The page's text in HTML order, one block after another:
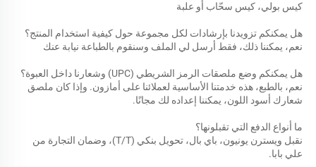
كيس بولي، كيس سحّاب أو علبة
هل يمكنكم تزويدنا بإرشادات لكل مجموعة حول كيفية استخدام المنتج؟
نعم، يمكننا ذلك، فقط أرسل لي الملف وسنقوم بالطباعة نيابة عنك
هل يمكنكم وضع ملصقات الرمز الشريطي (UPC) وشعارنا داخل العبوة؟
شعارك أسود اللون، يمكننا إعداده لك مجانًا.
ما أنواع الدفع التي تقبلونها؟
علي بابا.